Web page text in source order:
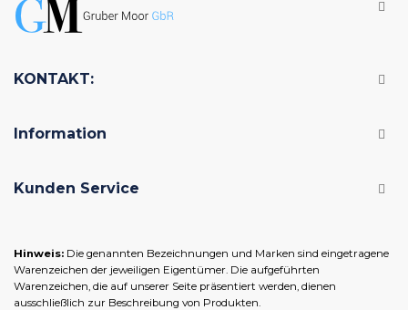
KONTAKT:
Information
Kunden Service
Hinweis: Die genannten Bezeichnungen und Marken sind eingetragene
Warenzeichen der jeweiligen Eigentümer. Die aufgeführten
Warenzeichen, die auf unserer Seite präsentiert werden, dienen
ausschließlich zur Beschreibung von Produkten.